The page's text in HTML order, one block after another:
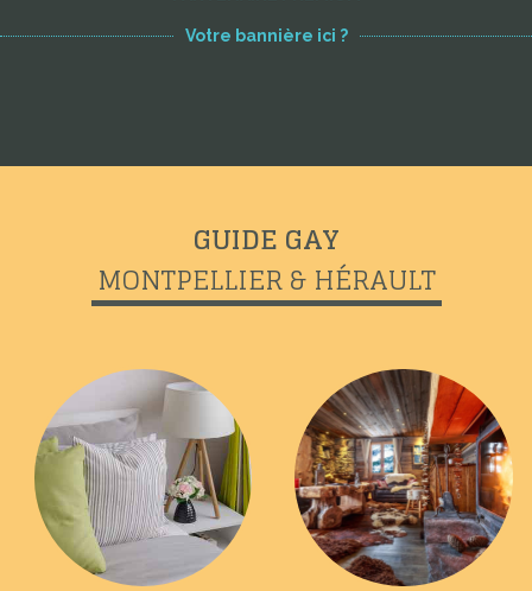
Votre bannière ici ?
GUIDE GAY
MONTPELLIER & HÉRAULT